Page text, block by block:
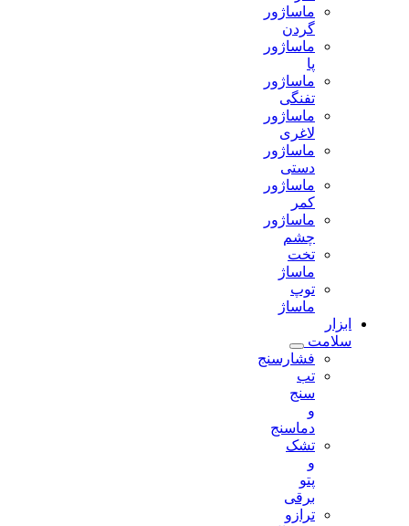
ماساژور
ماساژور
ماساژور
تفنگی
ماساژور
لاغری
ماساژور
دستی
ماساژور
ماساژور
تخت
ماساژ
توپ
ماساژ
ابزار
سلامت
فشارسنج
دماسنج
تشک
ترازو